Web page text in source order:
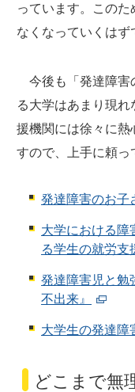
っています。この
なくなっていくはず
今後も「発達障害
る大学はあまり現
援機関には徐々に熱
すので、上手に頼っ
発達障害のお
大学における
る学生の就労支
発達障害児と
不出来』
大学生の発達障
どこまで無